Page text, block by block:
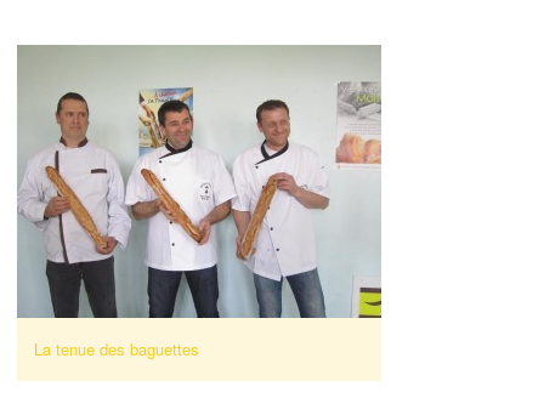
La tenue des baguettes